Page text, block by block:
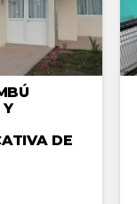
Y
DE